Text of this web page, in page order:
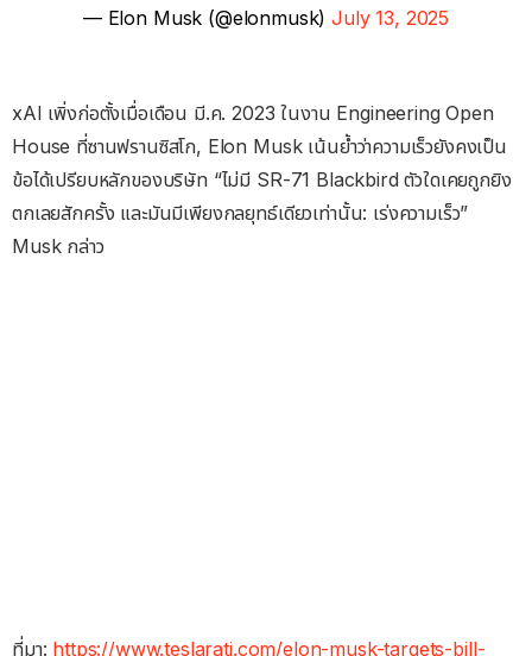
— Elon Musk (@elonmusk)July 13, 2025
xAI เพิ่งก่อตั้งเมื่อเดือน มี.ค. 2023 ในงาน Engineering Open
House ที่ซานฟรานซิสโก, Elon Musk เน้นย้ำว่าความเร็วยังคงเป็น
ข้อได้เปรียบหลักของบริษัท “ไม่มี SR-71 Blackbird ตัวใดเคยถูกยิง
ตกเลยสักครั้ง และมันมีเพียงกลยุทธ์เดียวเท่านั้น: เร่งความเร็ว”
Musk กล่าว
ที่มา: https://www.teslarati.com/elon-musk-targets-bill-